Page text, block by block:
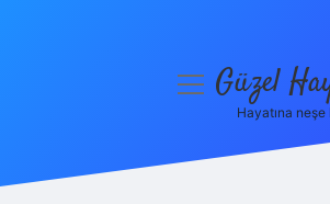
menüyüGüzel
Hayatına